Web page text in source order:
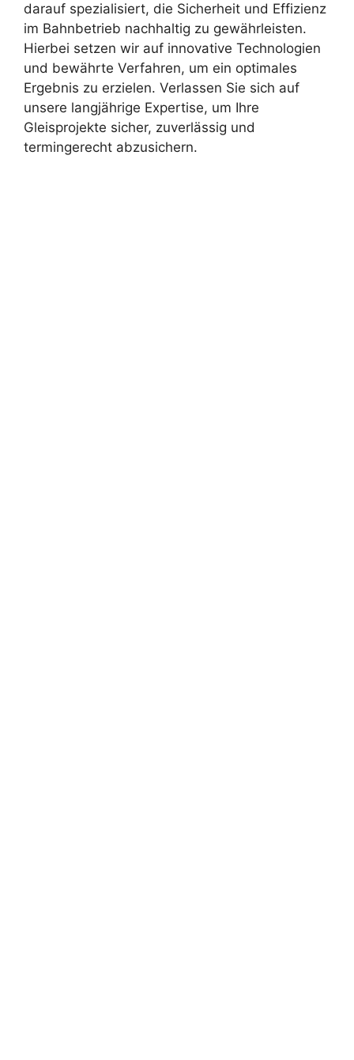
darauf spezialisiert, die Sicherheit und Effizienz
im Bahnbetrieb nachhaltig zu gewährleisten.
Hierbei setzen wir auf innovative Technologien
und bewährte Verfahren, um ein optimales
Ergebnis zu erzielen. Verlassen Sie sich auf
unsere langjährige Expertise, um Ihre
Gleisprojekte sicher, zuverlässig und
termingerecht abzusichern.